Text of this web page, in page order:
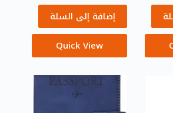
إضافة إلى السلة
Quick View